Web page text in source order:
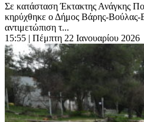
Σε κατάσταση Έκτακτης Ανάγκης
κηρύχθηκε ο Δήμος Βάρης-Βούλας-
αντιμετώπιση τ...
15:55 | Πέμπτη 22 Ιανουαρίου 2026